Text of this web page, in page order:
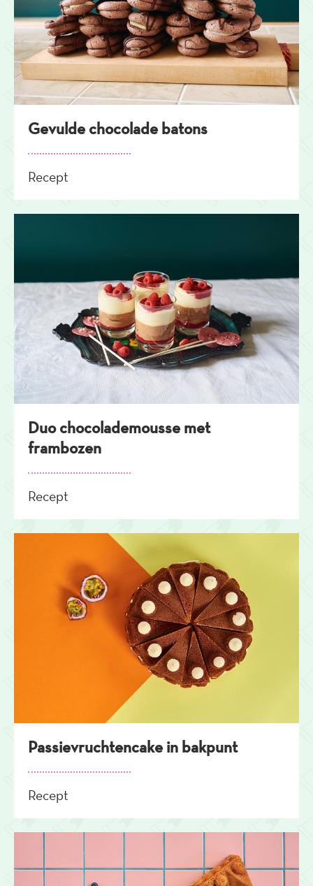
Gevulde chocolade batons
Recept
Duo chocolademousse met
frambozen
Recept
Passievruchtencake in bakpunt
Recept